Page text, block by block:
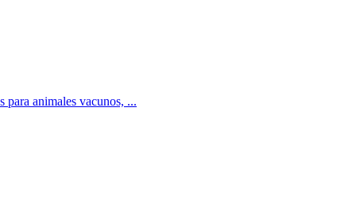
animales vacunos, ...